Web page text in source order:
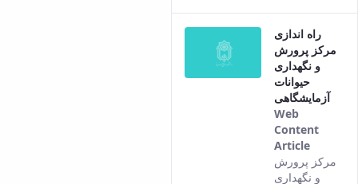
راه اندازی
مرکز پرورش
و نگهداری
حیوانات
آزمایشگاهی
Web
Content
Article
This
result
مرکز پرورش
و نگهداری